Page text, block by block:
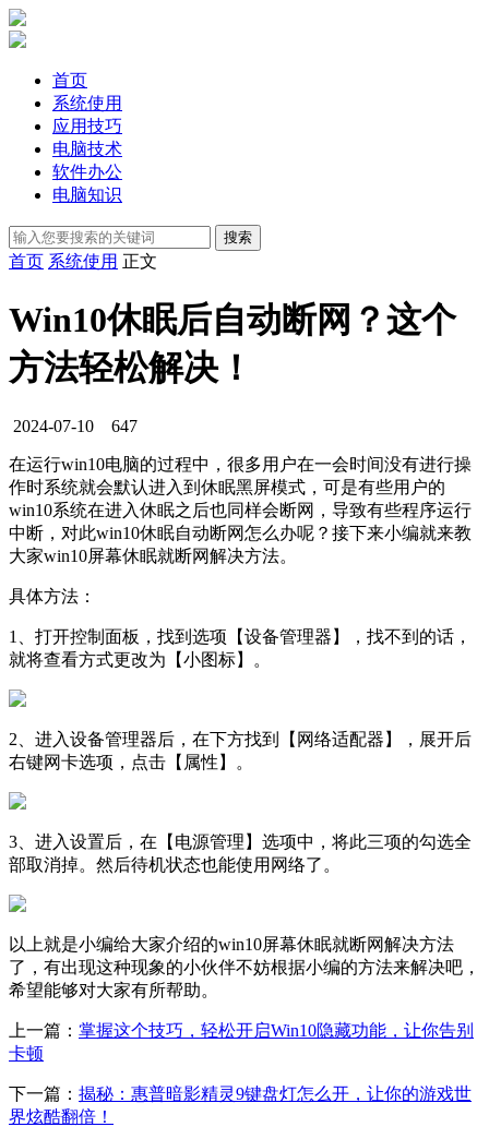
首页
系统使用
应用技巧
电脑技术
软件办公
电脑知识
首页 系统使用 正文
Win10休眠后自动断网？这个
方法轻松解决！
2024-07-10 647
在运行win10电脑的过程中，很多用户在一会时间没有进行操
作时系统就会默认进入到休眠黑屏模式，可是有些用户的
win10系统在进入休眠之后也同样会断网，导致有些程序运行
中断，对此win10休眠自动断网怎么办呢？接下来小编就来教
大家win10屏幕休眠就断网解决方法。
具体方法：
1、打开控制面板，找到选项【设备管理器】，找不到的话，
就将查看方式更改为【小图标】。
2、进入设备管理器后，在下方找到【网络适配器】，展开后
右键网卡选项，点击【属性】。
3、进入设置后，在【电源管理】选项中，将此三项的勾选全
部取消掉。然后待机状态也能使用网络了。
以上就是小编给大家介绍的win10屏幕休眠就断网解决方法
了，有出现这种现象的小伙伴不妨根据小编的方法来解决吧，
希望能够对大家有所帮助。
上一篇： 掌握这个技巧，轻松开启Win10隐藏功能，让你告别
卡顿
下一篇： 揭秘：惠普暗影精灵9键盘灯怎么开，让你的游戏世
界炫酷翻倍！